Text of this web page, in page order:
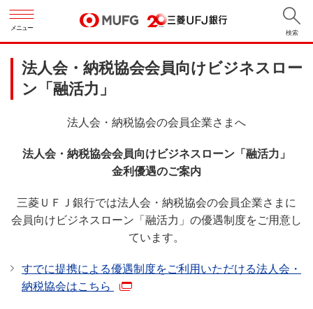
メニュー
検索
法人会・納税協会会員向けビジネスロー
ン「融活力」
法人会・納税協会の会員企業さまへ
法人会・納税協会会員向けビジネスローン「融活力」
金利優遇のご案内
三菱ＵＦＪ銀行では法人会・納税協会の会員企業さまに
会員向けビジネスローン「融活力」の優遇制度をご用意し
ています。
すでに提携による優遇制度をご利用いただける法人会・
納税協会はこちら